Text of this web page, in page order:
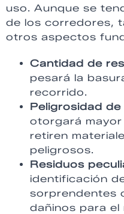
uso. Aunque se
de los corredores,
otros aspectos
Cantidad de
pesará la
recorrido.
Peligrosidad
otorgará
retiren
peligrosos.
Residuos
identificación
sorprendentes
dañinos para el